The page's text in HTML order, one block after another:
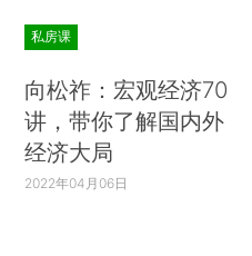
私房课
向松祚：宏观经济70
讲，带你了解国内外
经济大局
2022年04月06日